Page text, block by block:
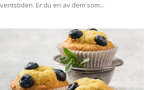
Er du en av dem som...